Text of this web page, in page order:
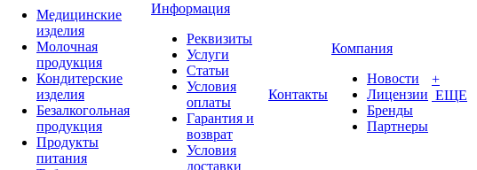
Медицинские
изделия
Молочная
продукция
Кондитерские
изделия
Безалкогольная
продукция
Продукты
питания
Информация
Реквизиты
Услуги
Статьи
Условия
оплаты
Гарантия и
возврат
Условия
доставки
Контакты
Компания
Новости
Лицензии
Бренды
Партнеры
+
ЕЩЕ